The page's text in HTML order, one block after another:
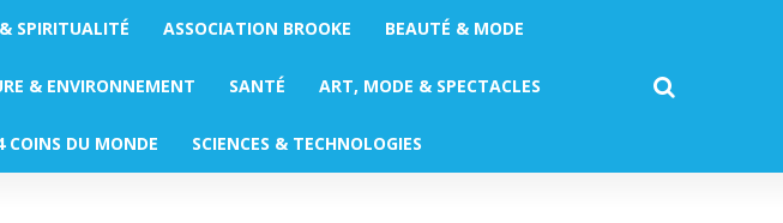
SPIRITUALITÉ ASSOCIATION BROOKE BEAUTÉ & MODE
& ENVIRONNEMENT SANTÉ ART, MODE & SPECTACLES
COINS DU MONDE SCIENCES & TECHNOLOGIES